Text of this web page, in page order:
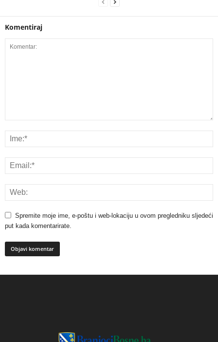
Komentiraj
Spremite moje ime, e-poštu i web-lokaciju u ovom pregledniku sljedeći
put kada komentarirate.